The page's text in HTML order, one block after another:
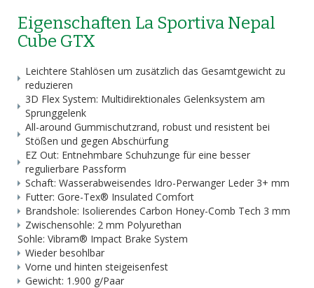
Eigenschaften La Sportiva Nepal
Cube GTX
Leichtere Stahlösen um zusätzlich das Gesamtgewicht zu
reduzieren
3D Flex System: Multidirektionales Gelenksystem am
Sprunggelenk
All-around Gummischutzrand, robust und resistent bei
Stößen und gegen Abschürfung
EZ Out: Entnehmbare Schuhzunge für eine besser
regulierbare Passform
Schaft: Wasserabweisendes Idro-Perwanger Leder 3+ mm
Futter: Gore-Tex® Insulated Comfort
Brandshole: Isolierendes Carbon Honey-Comb Tech 3 mm
Zwischensohle: 2 mm Polyurethan
Sohle: Vibram® Impact Brake System
Wieder besohlbar
Vorne und hinten steigeisenfest
Gewicht: 1.900 g/Paar